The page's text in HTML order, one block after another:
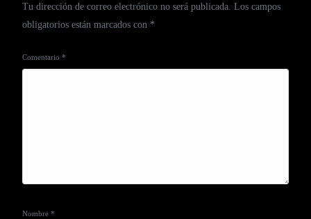
Tu dirección de correo electrónico no será publicada. Los campos
obligatorios están marcados con *
Comentario*
Nombre*